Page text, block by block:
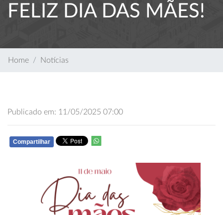
FELIZ DIA DAS MÃES!
Home Notícias
Publicado em: 11/05/2025 07:00
Compartilhar